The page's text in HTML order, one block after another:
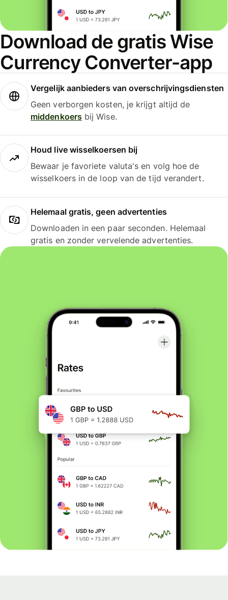
Download de gratis Wise
Currency Converter-app
Vergelijk aanbieders van overschrijvingsdiensten
Geen verborgen kosten, je krijgt altijd de
middenkoersbij Wise.
Houd live wisselkoersen bij
Bewaar je favoriete valuta's en volg hoe de
wisselkoers in de loop van de tijd verandert.
Helemaal gratis, geen advertenties
Downloaden in een paar seconden. Helemaal
gratis en zonder vervelende advertenties.